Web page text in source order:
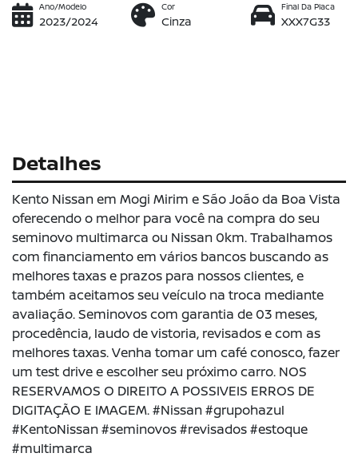
Ano/Modelo
2023/2024
Cor
Cinza
Final Da Placa
XXX7G33
Detalhes
Kento Nissan em Mogi Mirim e São João da Boa Vista
oferecendo o melhor para você na compra do seu
seminovo multimarca ou Nissan 0km. Trabalhamos
com financiamento em vários bancos buscando as
melhores taxas e prazos para nossos clientes, e
também aceitamos seu veículo na troca mediante
avaliação. Seminovos com garantia de 03 meses,
procedência, laudo de vistoria, revisados e com as
melhores taxas. Venha tomar um café conosco, fazer
um test drive e escolher seu próximo carro. NOS
RESERVAMOS O DIREITO A POSSIVEIS ERROS DE
DIGITAÇÃO E IMAGEM. #Nissan #grupohazul
#KentoNissan #seminovos #revisados #estoque
#multimarca